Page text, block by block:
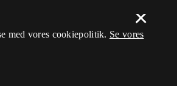
×
med vores cookiepolitik. Se vores